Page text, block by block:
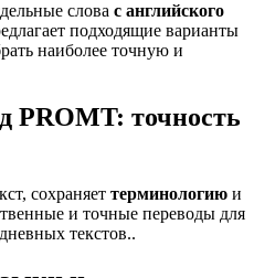
слова с английского
подходящие варианты
наиболее точную и
PROMT: точность
сохраняет терминологию и
и точные переводы для
текстов..